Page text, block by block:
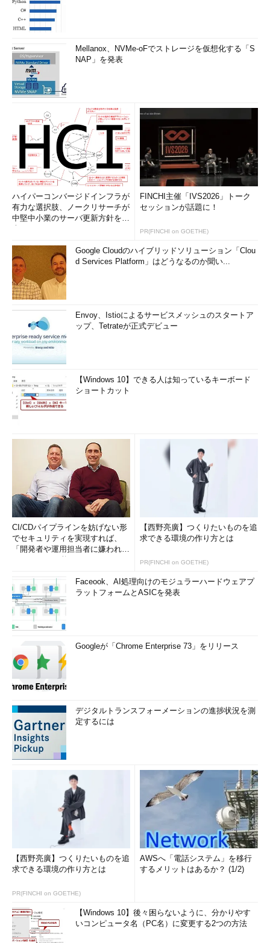
Mellanox、NVMe-oFでストレージを仮想化する「S
NAP」を発表
ハイパーコンバージドインフラが
有力な選択肢、ノークリサーチが
中堅中小業のサーバ更新方針を調
FINCHI主催「IVS2026」トーク
セッションが話題に！
PR(FINCHI on GOETHE)
Google Cloudのハイブリッドソリューション「Clou
d Services Platform」はどうなるのか聞い...
Envoy、Istioによるサービスメッシュのスタートア
ップ、Tetrateが正式デビュー
【Windows 10】できる人は知っているキーボード
ショートカット
CI/CDパイプラインを妨げない形
でセキュリティを実現すれば、
「開発者や運用担当者に嫌われな
【西野亮廣】つくりたいものを追
求できる環境の作り方とは
PR(FINCHI on GOETHE)
Faceook、AI処理向けのモジュラーハードウェアプ
ラットフォームとASICを発表
Googleが「Chrome Enterprise 73」をリリース
デジタルトランスフォーメーションの進捗状況を測
定するには
【西野亮廣】つくりたいものを追
求できる環境の作り方とは
PR(FINCHI on GOETHE)
AWSへ「電話システム」を移行
するメリットはあるか？ (1/2)
【Windows 10】後々困らないように、分かりやす
いコンピュータ名（PC名）に変更する2つの方法